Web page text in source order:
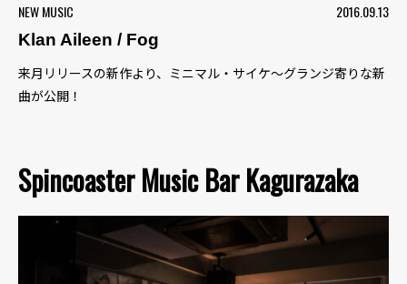
NEW MUSIC
2016.09.13
Klan Aileen / Fog
来月リリースの新作より、ミニマル・サイケ〜グランジ寄りな新
曲が公開！
Spincoaster Music Bar Kagurazaka